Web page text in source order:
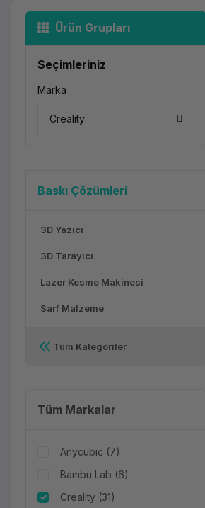
Ürün Grupları
Seçimleriniz
Marka
Creality
Baskı Çözümleri
3D Yazıcı
3D Tarayıcı
Lazer Kesme Makinesi
Sarf Malzeme
Tüm Kategoriler
Tüm Markalar
Anycubic (7)
Bambu Lab (6)
Creality (31)